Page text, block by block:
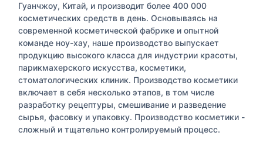
Гуанчжоу, Китай, и производит более 400 000
косметических средств в день. Основываясь на
современной косметической фабрике и опытной
команде ноу-хау, наше производство выпускает
продукцию высокого класса для индустрии красоты,
парикмахерского искусства, косметики,
стоматологических клиник. Производство косметики
включает в себя несколько этапов, в том числе
разработку рецептуры, смешивание и разведение
сырья, фасовку и упаковку. Производство косметики -
сложный и тщательно контролируемый процесс.